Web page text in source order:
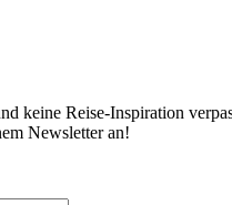
keine Reise-Inspiration
Newsletter an!